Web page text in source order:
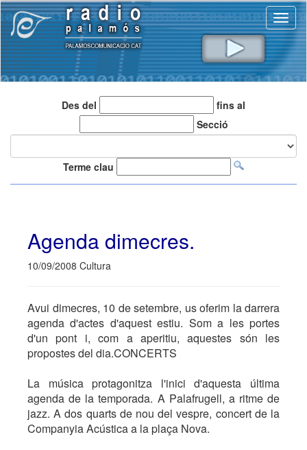
Des del
fins al
Secció
Terme clau
Agenda dimecres.
10/09/2008 Cultura
Avui dimecres, 10 de setembre, us oferim la darrera
agenda d'actes d'aquest estiu. Som a les portes
d'un pont i, com a aperitiu, aquestes són les
propostes del dia.CONCERTS
La música protagonitza l'inici d'aquesta última
agenda de la temporada. A Palafrugell, a ritme de
jazz. A dos quarts de nou del vespre, concert de la
Companyia Acústica a la plaça Nova.